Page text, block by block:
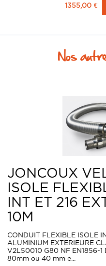
1355,00 €
Nos
JONCOUX
ISOLE
INT ET 216
10M
CONDUIT FLEXIBLE ISOLE
ALUMINIUM EXTERIEURE
V2L50010 G80 NF EN1856-1
80mm ou 40 mm e...